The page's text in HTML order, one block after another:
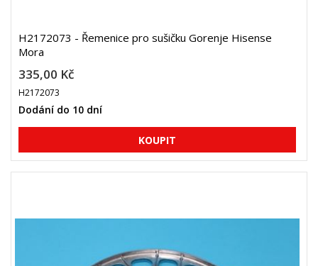
H2172073 - Řemenice pro sušičku Gorenje Hisense
Mora
335,00 Kč
H2172073
Dodání do 10 dní